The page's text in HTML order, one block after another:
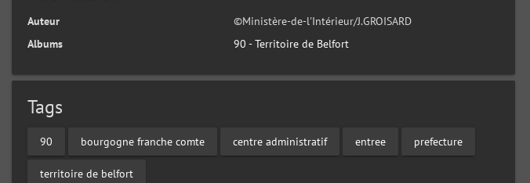
Auteur
©Ministère-de-l'Intérieur/J.GROISARD
Albums
90 - Territoire de Belfort
Tags
90 bourgogne franche comte centre administratif entree prefecture
territoire de belfort